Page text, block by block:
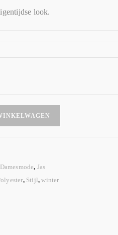
look.
Damesmode, Jas
, Stijl,winter